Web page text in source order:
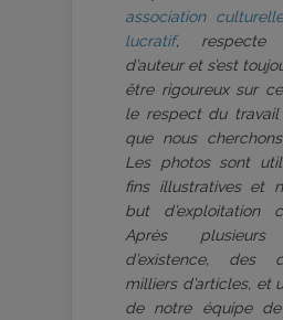
association
lucratif, respecte
d’auteur et s’est
être rigoureux sur
le respect du travail
que nous
Les photos sont
fins illustratives et
but d’exploitation
Après plusieurs
d’existence, des
milliers d’articles, et
de notre équipe de